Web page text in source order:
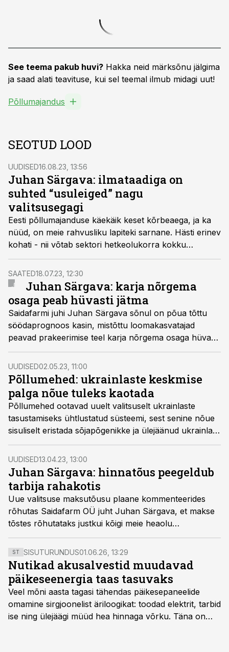
See teema pakub huvi? Hakka neid märksõnu jälgima
ja saad alati teavituse, kui sel teemal ilmub midagi uut!
Põllumajandus
SEOTUD LOOD
UUDISED16.08.23, 13:56
Juhan Särgava: ilmataadiga on
suhted “usuleiged” nagu
valitsusegagi
Eesti põllumajanduse käekäik keset kõrbeaega, ja ka
nüüd, on meie rahvusliku lapiteki sarnane. Hästi erinev
kohati - nii võtab sektori hetkeolukorra kokku
mahetootja, Saidafarm OÜ juht Juhan Särgava
Äripäeva vastilmunud taime- ja loomakasvatuse
konkurentsiraportis.
SAATED18.07.23, 12:30
Juhan Särgava: karja nõrgema
osaga peab hüvasti jätma
Saidafarmi juhi Juhan Särgava sõnul on põua tõttu
söödaprognoos kasin, mistõttu loomakasvatajad
peavad prakeerimise teel karja nõrgema osaga hüvasti
jätma.
UUDISED02.05.23, 11:00
Põllumehed: ukrainlaste keskmise
palga nõue tuleks kaotada
Põllumehed ootavad uuelt valitsuselt ukrainlaste
tasustamiseks ühtlustatud süsteemi, sest senine nõue
sisuliselt eristada sõjapõgenikke ja ülejäänud ukrainlasi
raskendab ettevõtjate hinnangul tööjõukriisi
lahendamist.
UUDISED13.04.23, 13:00
Juhan Särgava: hinnatõus peegeldub
tarbija rahakotis
Uue valitsuse maksutõusu plaane kommenteerides
rõhutas Saidafarm OÜ juht Juhan Särgava, et makse
tõstes rõhutataks justkui kõigi meie heaolu
parandamisesse – aga tegelikult oleme varsti
olukorras, kus kus töökäsi ei ole, seda just
maapiirkonnas, ning poest saab tarbija lubada vaid
sooduspakkumises olevat kaupa.
ST SISUTURUNDUS01.06.26, 13:29
Nutikad akusalvestid muudavad
päikeseenergia taas tasuvaks
Veel mõni aasta tagasi tähendas päikesepaneelide
omamine sirgjoonelist äriloogikat: toodad elektrit, tarbid
ise ning ülejäägi müüd hea hinnaga võrku. Täna on